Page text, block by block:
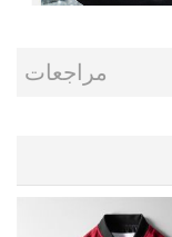
مراجعات